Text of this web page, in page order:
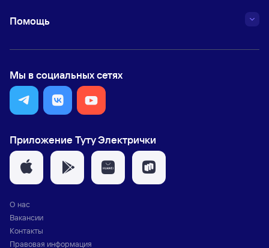
Помощь
Мы в социальных сетях
Приложение Туту Электрички
О нас
Вакансии
Контакты
Правовая информация